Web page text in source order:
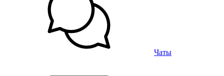
Чаты